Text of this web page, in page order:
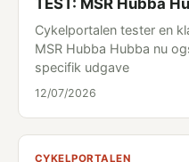
TEST: MSR Hubba
Cykelportalen tester en
MSR Hubba Hubba nu
specifik udgave
12/07/2026
CYKELPORTALEN